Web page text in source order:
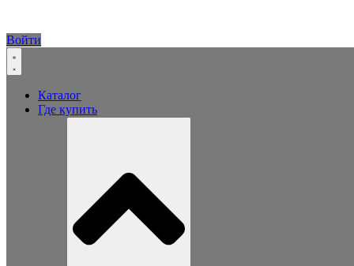
Войти
Каталог
Где купить